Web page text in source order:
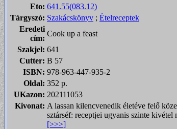
Eto: 641.55(083.12)
Tárgyszó: Szakácskönyv ; Ételreceptek
Eredeti
cím:
Cook up a feast
Szakjel: 641
Cutter: B 57
ISBN: 978-963-447-935-2
Oldal: 352 p.
UKazon: 202111053
Kivonat: A lassan kilencvenedik életéve felő
sztárséf: receptjei ugyanis szinte
[>>>]